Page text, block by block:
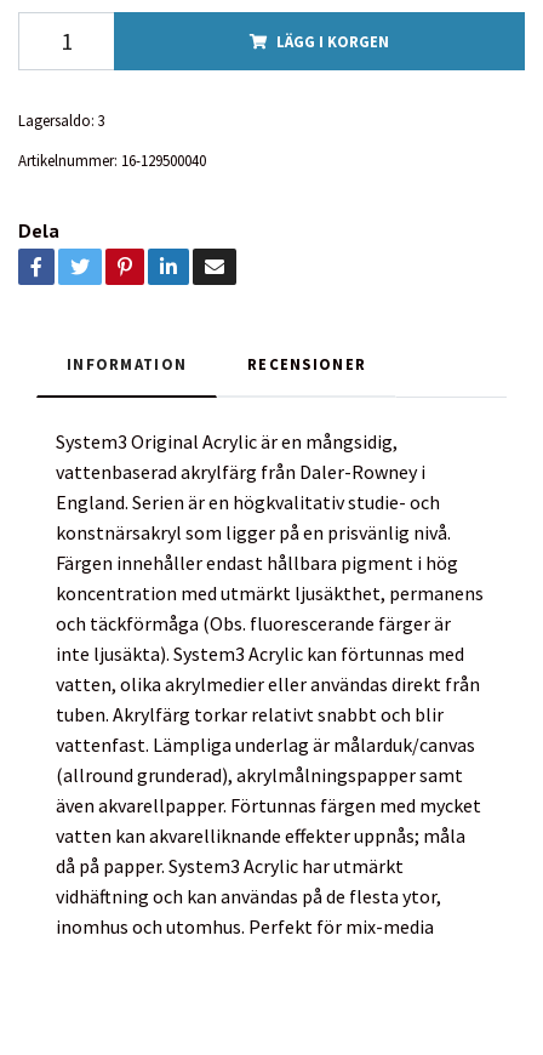
LÄGG I KORGEN
Lagersaldo: 3
Artikelnummer: 16-129500040
Dela
INFORMATION RECENSIONER
System3 Original Acrylic är en mångsidig,
vattenbaserad akrylfärg från Daler-Rowney i
England. Serien är en högkvalitativ studie- och
konstnärsakryl som ligger på en prisvänlig nivå.
Färgen innehåller endast hållbara pigment i hög
koncentration med utmärkt ljusäkthet, permanens
och täckförmåga (Obs. fluorescerande färger är
inte ljusäkta). System3 Acrylic kan förtunnas med
vatten, olika akrylmedier eller användas direkt från
tuben. Akrylfärg torkar relativt snabbt och blir
vattenfast. Lämpliga underlag är målarduk/canvas
(allround grunderad), akrylmålningspapper samt
även akvarellpapper. Förtunnas färgen med mycket
vatten kan akvarelliknande effekter uppnås; måla
då på papper. System3 Acrylic har utmärkt
vidhäftning och kan användas på de flesta ytor,
inomhus och utomhus. Perfekt för mix-media